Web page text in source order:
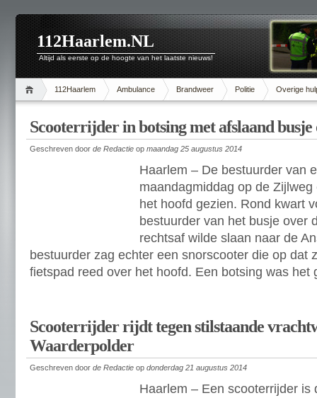
112Haarlem.NL
Altijd als eerste op de hoogte van het laatste nieuws!
112Haarlem Ambulance Brandweer Politie Overige
Scooterrijder in botsing met afslaand
Geschreven door de Redactie op maandag 25 augustus 2014
Haarlem – De bestuurder van
maandagmiddag op de
het hoofd gezien. Rond kwart
bestuurder van het busje over
rechtsaf wilde slaan naar de
bestuurder zag echter een snorscooter die op dat
fietspad reed over het hoofd. Een botsing was het
Scooterrijder rijdt tegen stilstaande
Waarderpolder
Geschreven door de Redactie op donderdag 21 augustus 2014
Haarlem – Een scooterrijder is